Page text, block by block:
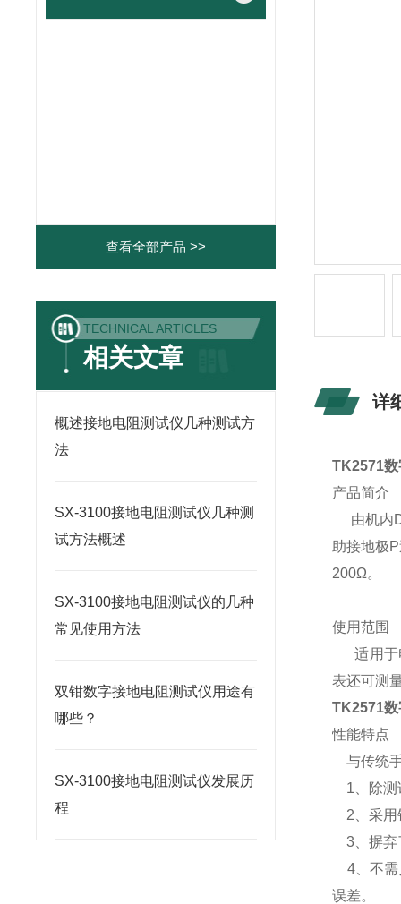
查看全部产品 >>
TECHNICAL ARTICLES
相关文章
概述接地电阻测试仪几种测试方
法
SX-3100接地电阻测试仪几种测
试方法概述
SX-3100接地电阻测试仪的几种
常见使用方法
双钳数字接地电阻测试仪用途有
哪些？
SX-3100接地电阻测试仪发展历
程
详
TK2571数
产品简介
由机内
助接地极
200Ω。
使用范围
适用于
表还可测
TK2571数
性能特点
与传统
1、除测
2、采用
3、摒弃
4、不需
误差。